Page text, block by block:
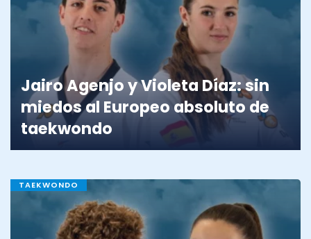
Jairo Agenjo y Violeta Díaz: sin
miedos al Europeo absoluto de
taekwondo
TAEKWONDO